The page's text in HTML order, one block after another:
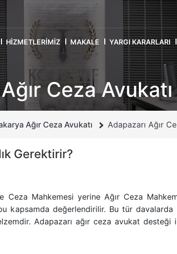
HIZMETLERIMIZ MAKALE YARGI KARARLARI
Ceza Avukatı
Ağır Ceza Avukatı Adapazarı Ağır
Gerektirir?
Mahkemesi yerine Ağır Ceza
değerlendirilir. Bu tür davalarda
elzemdir. Adapazarı ağır ceza avukat